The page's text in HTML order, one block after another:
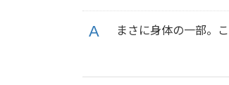
まさに身体の一部。